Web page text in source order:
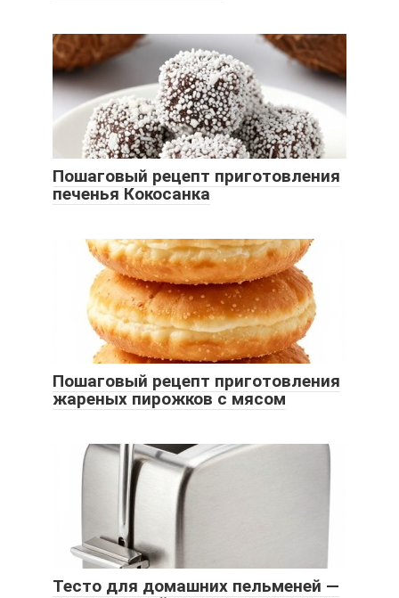
Пошаговый рецепт приготовления
печенья Кокосанка
Пошаговый рецепт приготовления
жареных пирожков с мясом
Тесто для домашних пельменей —